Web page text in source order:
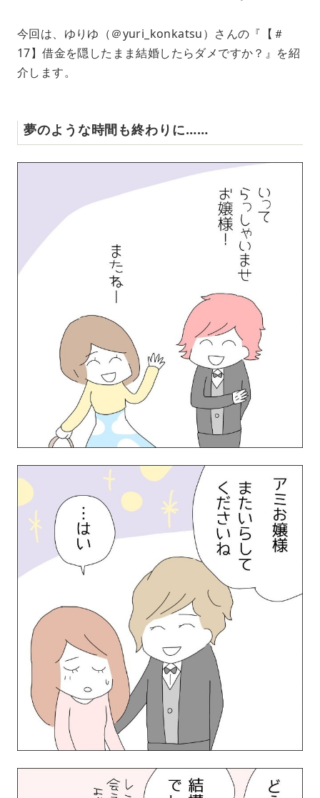
u
t
今回は、ゆりゆ（＠yuri_konkatsu）さんの『【＃
17】借金を隠したまま結婚したらダメですか？』を紹
介します。
夢のような時間も終わりに……